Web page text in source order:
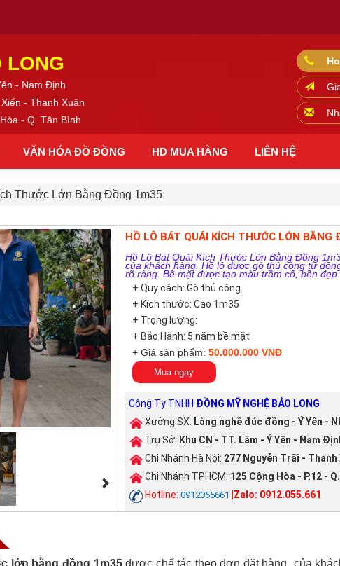
- Nam Định
- Thanh Xuân
- Q. Tân Bình
VĂN HÓA ĐỒ ĐỒNG HD MUA HÀNG LIÊN HỆ
Thước Lớn Bằng Đồng 1m35
HỒ LÔ BÁT QUÁI KÍCH THƯỚC LỚN BẰNG
Hồ Lô Bát Quái Kích Thước Lớn Bằng Đồng
của khách hàng. Hồ lô được gò thủ công từ
rõ ràng. Bề mặt được tạo màu trầm cổ, bền đẹp
+ Quy cách: Gò thủ công
+ Kích thước: Cao 1m35
+ Trọng lượng:
+ Bảo Hành: 5 năm bề mặt
+ Giá sản phẩm: 50.000.000 VNĐ
Mua ngay
Công Ty TNHH ĐỒNG MỸ NGHỆ BẢO LONG
Xưởng SX: Làng nghề đúc đồng - Ý Yên -
Trụ Sở: Khu CN - TT. Lâm - Ý Yên - Nam
Chi Nhánh Hà Nội: 277 Nguyễn Trãi - Thanh
Chi Nhánh TPHCM: 125 Cộng Hòa - P.12 -
Hotline: 0912055661 |Zalo: 0912.055.661
lớn bằng đồng 1m35được chế tác theo đơn đặt hàng của